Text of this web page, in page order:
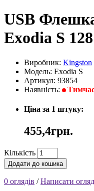
USB
Exodia S
Виробник: Kingston
Модель: Exodia S
Артикул: 93854
Наявність:
Ціна за 1 штуку:
455,4грн.
Кількість
Додати до кошика
0 оглядів /Написати огляд